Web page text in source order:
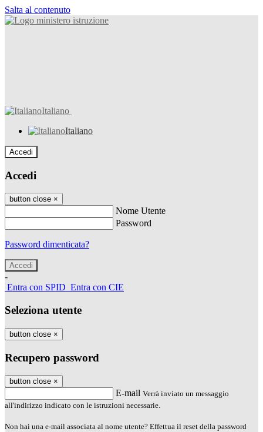
Salta al contenuto
Italiano
Italiano
Accedi
Accedi
button close ×
Nome Utente
Password
Password dimenticata?
-
Entra con SPID Entra con CIE
Seleziona utente
button close ×
Recupero password
button close ×
E-mail Verrà inviato un messaggio
all'indirizzo indicato con le istruzioni necessarie.
Non hai una e-mail associata al nome utente? Effettua il reset della password